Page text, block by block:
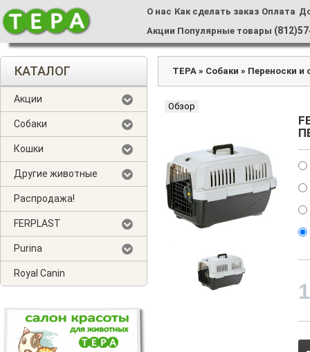
О нас Как сделать заказ Оплата
Акции Популярные товары
КАТАЛОГ
Акции
Собаки
Кошки
Другие животные
Распродажа!
FERPLAST
Purina
Royal Canin
ТЕРА » Собаки » Переноски и
Обзор